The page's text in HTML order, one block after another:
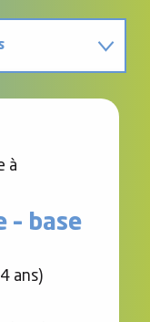
à
– base
ans)